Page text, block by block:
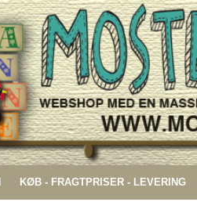
KØB - FRAGTPRISER - LEVERING